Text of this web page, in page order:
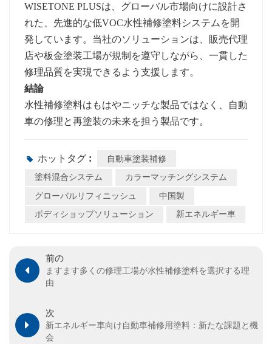
WISETONE PLUSは、グローバル市場向けに設計さ
れた、先進的な低VOC水性補修塗料システムを開
発しています。当社のソリューションは、販売代理
店や板金塗装工場が規制を遵守しながら、一貫した
修理品質を実現できるよう支援します。
結論
水性補修塗料はもはやニッチな製品ではなく、自動
車の修理と再塗装の未来を担う製品です。
ホットタグ :
自動車塗装補修
塗料混合システム
カラーマッチングシステム
グローバルリフィニッシュ
中国製
ボディショップソリューション
新エネルギー車
前の
ますます多くの修理工場が水性補修塗料を選択する理
由
次
新エネルギー車向け自動車補修用塗料：新たな課題と機
会